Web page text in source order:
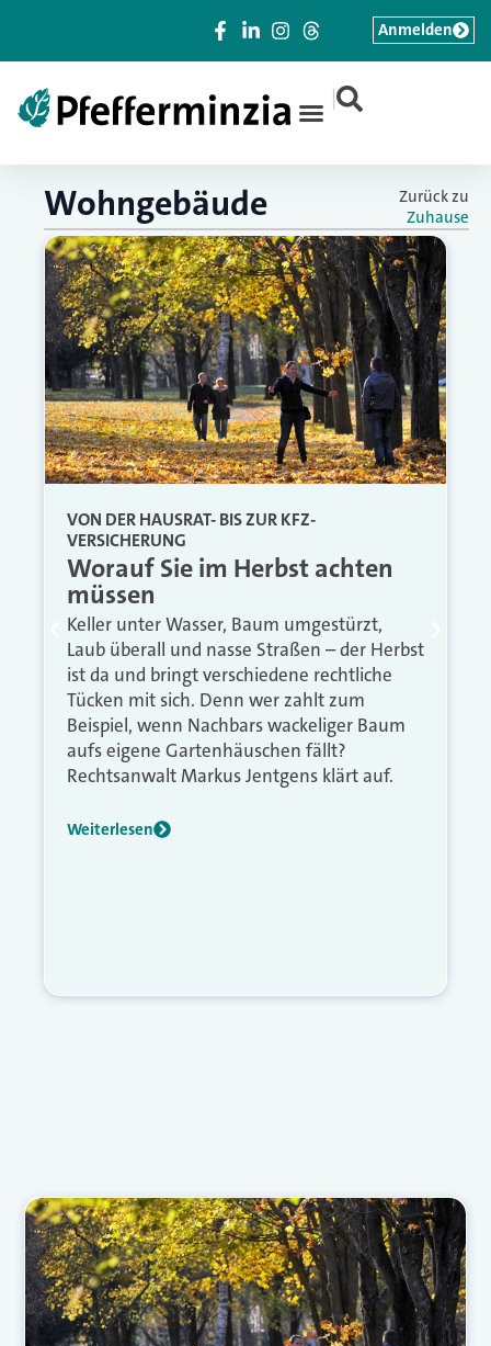
|
Anmelden
Wohngebäude
Zurück zu
Zuhause
VON DER HAUSRAT- BIS ZUR KFZ-
VERSICHERUNG
Worauf Sie im Herbst achten
müssen
Keller unter Wasser, Baum umgestürzt,
Laub überall und nasse Straßen – der Herbst
ist da und bringt verschiedene rechtliche
Tücken mit sich. Denn wer zahlt zum
Beispiel, wenn Nachbars wackeliger Baum
aufs eigene Gartenhäuschen fällt?
Rechtsanwalt Markus Jentgens klärt auf.
Weiterlesen